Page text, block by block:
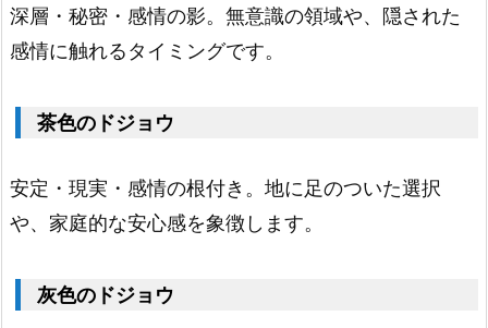
ド
ジ
ウ
3.
茶
の
深層・秘密・感情の影。無意識の領域や、隠された
感情に触れるタイミングです。
茶色のドジョウ
安定・現実・感情の根付き。地に足のついた選択
や、家庭的な安心感を象徴します。
灰色のドジョウ